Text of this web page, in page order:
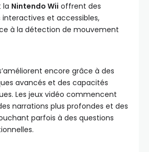
la Nintendo Wii offrent des
interactives et accessibles,
à la détection de mouvement
encore grâce à des
avancés et des capacités
Les jeux vidéo commencent
narrations plus profondes et des
parfois à des questions